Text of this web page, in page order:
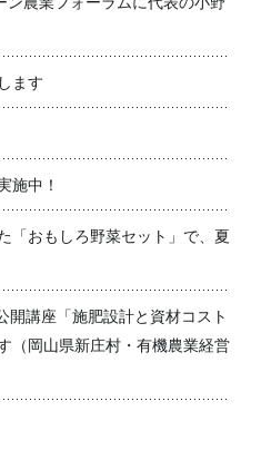
ます
施中！
「おもしろ野菜セット」で、夏
講座「施肥設計と資材コスト
（岡山県新庄村・有機農業経営